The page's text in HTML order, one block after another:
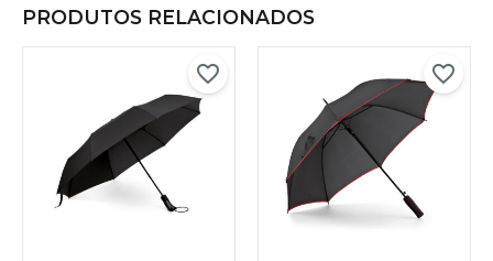
PRODUTOS RELACIONADOS